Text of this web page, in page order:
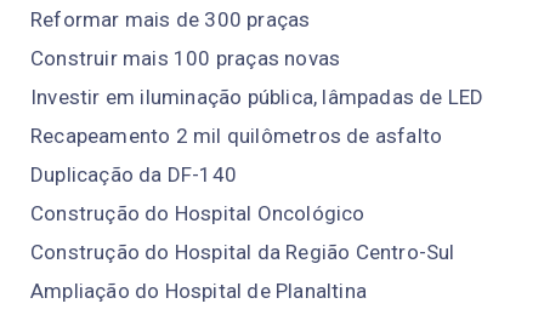
Reformar mais de 300 praças
Construir mais 100 praças novas
Investir em iluminação pública, lâmpadas de LED
Recapeamento 2 mil quilômetros de asfalto
Duplicação da DF-140
Construção do Hospital Oncológico
Construção do Hospital da Região Centro-Sul
Ampliação do Hospital de Planaltina